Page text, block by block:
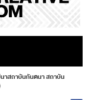
าสถาบันกันตนา สถาบัน